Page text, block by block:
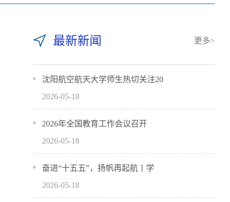
最新新闻 更多>
沈阳航空航天大学师生热切关注20
2026-05-18
2026年全国教育工作会议召开
2026-05-18
奋进“十五五”，扬帆再起航丨学
2026-05-18